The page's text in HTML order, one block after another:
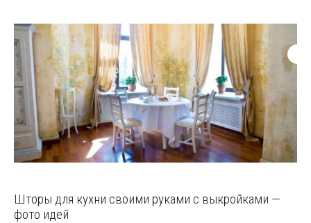
Шторы для кухни своими руками с выкройками —
фото идей